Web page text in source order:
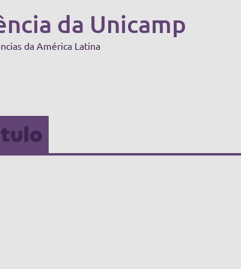
da Unicamp
da América Latina